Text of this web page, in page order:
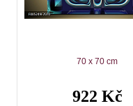
70 x 70 cm
922 Kč